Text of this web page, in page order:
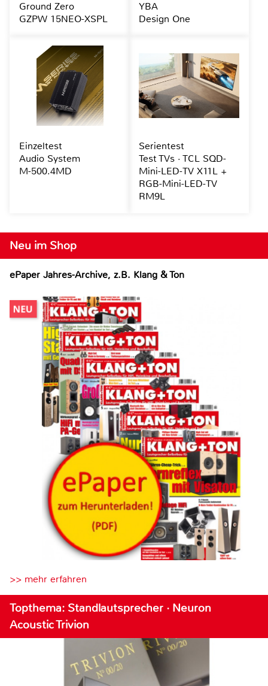
Neu im Shop
ePaper Jahres-Archive, z.B. Klang & Ton
>> mehr erfahren
Topthema: Standlautsprecher · Neuron
Acoustic Trivion
Ground Zero
GZPW 15NEO-XSPL
YBA
Design One
Einzeltest
Audio System
M-500.4MD
Serientest
Test TVs · TCL SQD-
Mini-LED-TV X11L +
RGB-Mini-LED-TV
RM9L